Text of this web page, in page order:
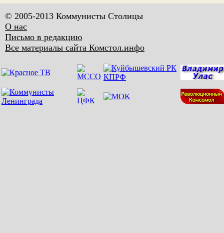
© 2005-2013 Коммунисты Столицы
О нас
Письмо в редакцию
Все материалы сайта Комстол.инфо